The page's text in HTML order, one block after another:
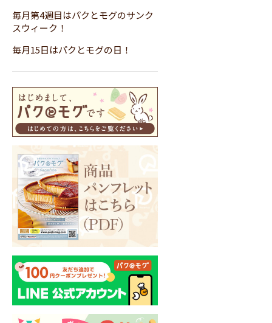
毎月第4週目はパクとモグのサンク
スウィーク！
毎月15日はパクとモグの日！